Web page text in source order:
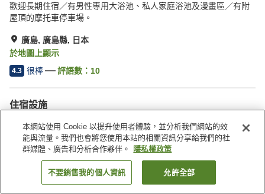
歡迎長期住宿／有男性專用大浴池、私人家庭浴池及漫畫區／有附
屋頂的摩托車停車場。
廣島, 廣島縣, 日本
於地圖上顯示
4.3 很棒 評語數： 10
住宿設施
停車場
Spa／美容沙龍
自動販賣機
付費洗衣房
找客房
本網站使用 Cookie 以提升使用者體驗，並分析我們網站的效
能與流量。我們也會將您使用本站的相關資訊分享給我們的社
群媒體、廣告和分析合作夥伴。
隱私權政策
不要銷售我的個人資訊 允許全部